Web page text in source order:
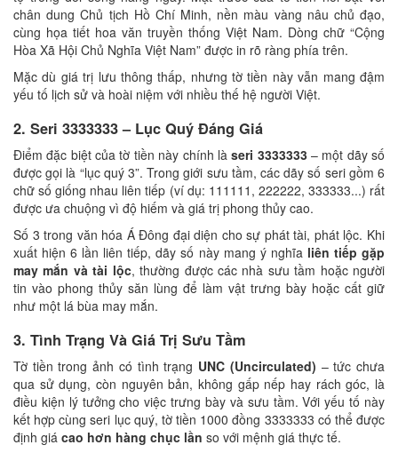
chân dung Chủ tịch Hồ Chí Minh, nền màu vàng nâu chủ đạo,
cùng họa tiết hoa văn truyền thống Việt Nam. Dòng chữ “Cộng
Hòa Xã Hội Chủ Nghĩa Việt Nam” được in rõ ràng phía trên.
Mặc dù giá trị lưu thông thấp, nhưng tờ tiền này vẫn mang đậm
yếu tố lịch sử và hoài niệm với nhiều thế hệ người Việt.
2. Seri 3333333 – Lục Quý Đáng Giá
Điểm đặc biệt của tờ tiền này chính làseri 3333333– một dãy số
được gọi là “lục quý 3”. Trong giới sưu tầm, các dãy số seri gồm 6
chữ số giống nhau liên tiếp (ví dụ: 111111, 222222, 333333...) rất
được ưa chuộng vì độ hiếm và giá trị phong thủy cao.
Số 3 trong văn hóa Á Đông đại diện cho sự phát tài, phát lộc. Khi
xuất hiện 6 lần liên tiếp, dãy số này mang ý nghĩa liên tiếp gặp
may mắn và tài lộc, thường được các nhà sưu tầm hoặc người
tin vào phong thủy săn lùng để làm vật trưng bày hoặc cất giữ
như một lá bùa may mắn.
3. Tình Trạng Và Giá Trị Sưu Tầm
Tờ tiền trong ảnh có tình trạng UNC (Uncirculated) – tức chưa
qua sử dụng, còn nguyên bản, không gấp nếp hay rách góc, là
điều kiện lý tưởng cho việc trưng bày và sưu tầm. Với yếu tố này
kết hợp cùng seri lục quý, tờ tiền 1000 đồng 3333333 có thể được
định giá cao hơn hàng chục lần so với mệnh giá thực tế.